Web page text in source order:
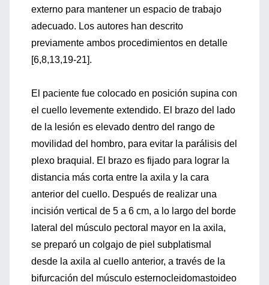
externo para mantener un espacio de trabajo
adecuado. Los autores han descrito
previamente ambos procedimientos en detalle
[6,8,13,19-21].
El paciente fue colocado en posición supina con
el cuello levemente extendido. El brazo del lado
de la lesión es elevado dentro del rango de
movilidad del hombro, para evitar la parálisis del
plexo braquial. El brazo es fijado para lograr la
distancia más corta entre la axila y la cara
anterior del cuello. Después de realizar una
incisión vertical de 5 a 6 cm, a lo largo del borde
lateral del músculo pectoral mayor en la axila,
se preparó un colgajo de piel subplatismal
desde la axila al cuello anterior, a través de la
bifurcación del músculo esternocleidomastoideo